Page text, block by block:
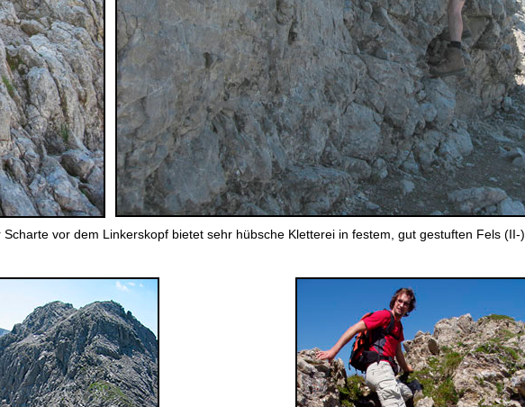
Scharte vor dem Linkerskopf bietet sehr hübsche Kletterei in festem, gut gestuften Fels (II-).